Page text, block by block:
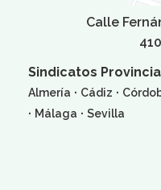
Calle
Sindicatos
Almería · Cádiz ·
· Málaga · Sevilla